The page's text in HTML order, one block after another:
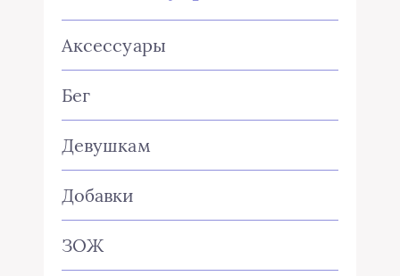
Аксессуары
Бег
Девушкам
Добавки
ЗОЖ